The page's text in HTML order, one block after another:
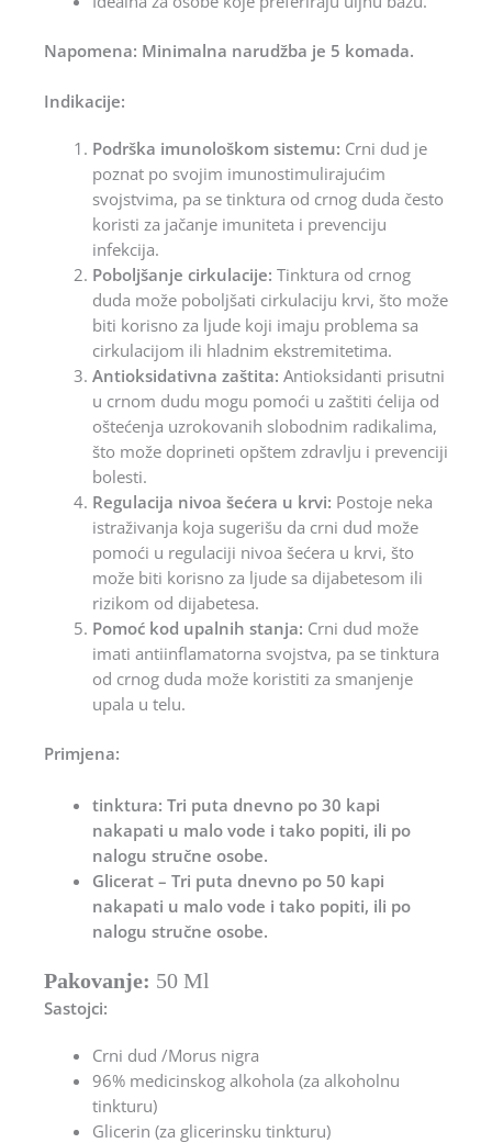
Napomena: Minimalna narudžba je 5 komada.
Indikacije:
Podrška imunološkom sistemu: Crni dud je
poznat po svojim imunostimulirajućim
svojstvima, pa se tinktura od crnog duda često
koristi za jačanje imuniteta i prevenciju
infekcija.
Poboljšanje cirkulacije: Tinktura od crnog
duda može poboljšati cirkulaciju krvi, što može
biti korisno za ljude koji imaju problema sa
cirkulacijom ili hladnim ekstremitetima.
Antioksidativna zaštita: Antioksidanti prisutni
u crnom dudu mogu pomoći u zaštiti ćelija od
oštećenja uzrokovanih slobodnim radikalima,
što može doprineti opštem zdravlju i prevenciji
bolesti.
Regulacija nivoa šećera u krvi: Postoje neka
istraživanja koja sugerišu da crni dud može
pomoći u regulaciji nivoa šećera u krvi, što
može biti korisno za ljude sa dijabetesom ili
rizikom od dijabetesa.
Pomoć kod upalnih stanja: Crni dud može
imati antiinflamatorna svojstva, pa se tinktura
od crnog duda može koristiti za smanjenje
upala u telu.
Primjena:
tinktura: Tri puta dnevno po 30 kapi
nakapati u malo vode i tako popiti, ili po
nalogu stručne osobe.
Glicerat – Tri puta dnevno po 50 kapi
nakapati u malo vode i tako popiti, ili po
nalogu stručne osobe.
Pakovanje: 50 Ml
Sastojci:
Crni dud /Morus nigra
96% medicinskog alkohola (za alkoholnu
tinkturu)
Glicerin (za glicerinsku tinkturu)